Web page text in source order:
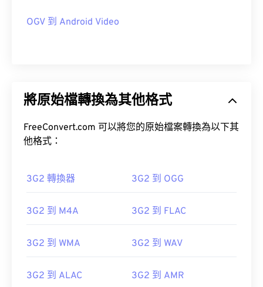
OGV 到 Android Video
將原始檔轉換為其他格式
FreeConvert.com 可以將您的原始檔案轉換為以下其
他格式：
3G2 轉換器 3G2 到 OGG
3G2 到 M4A 3G2 到 FLAC
3G2 到 WMA 3G2 到 WAV
3G2 到 ALAC 3G2 到 AMR